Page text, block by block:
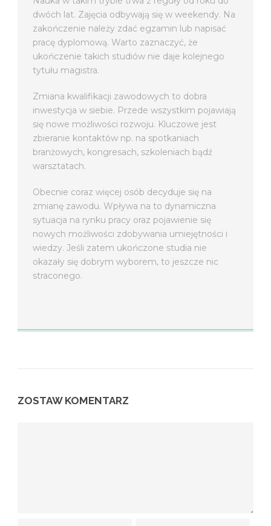
dwóch lat. Zajęcia odbywają się w weekendy. Na
zakończenie należy zdać egzamin lub napisać
pracę dyplomową. Warto zaznaczyć, że
ukończenie takich studiów nie daje kolejnego
tytułu magistra.
Zmiana kwalifikacji zawodowych to dobra
inwestycja w siebie. Przede wszystkim pojawiają
się nowe możliwości rozwoju. Kluczowe jest
zbieranie kontaktów np. na spotkaniach
branżowych, kongresach, szkoleniach bądź
warsztatach.
Obecnie coraz więcej osób decyduje się na
zmianę zawodu. Wpływa na to dynamiczna
sytuacja na rynku pracy oraz pojawienie się
nowych możliwości zdobywania umiejętności i
wiedzy. Jeśli zatem ukończone studia nie
okazały się dobrym wyborem, to jeszcze nic
straconego.
ZOSTAW KOMENTARZ